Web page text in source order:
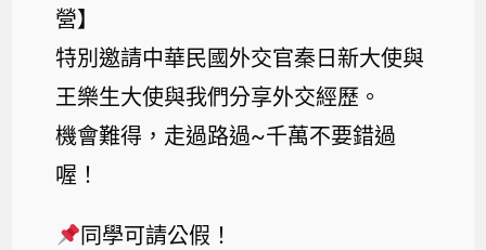
營】
特別邀請中華民國外交官秦日新大使與
王樂生大使與我們分享外交經歷。
機會難得，走過路過~千萬不要錯過
喔！
同學可請公假！